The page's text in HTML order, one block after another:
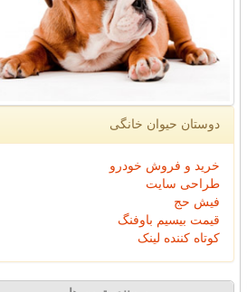
دوستان حیوان خانگی
خرید و فروش خودرو
طراحی سایت
فیش حج
قیمت بیسیم باوفنگ
کوتاه کننده لینک